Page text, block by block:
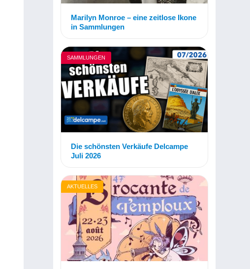
Marilyn Monroe – eine zeitlose Ikone
in Sammlungen
SAMMLUNGEN
Die schönsten Verkäufe Delcampe
Juli 2026
AKTUELLES